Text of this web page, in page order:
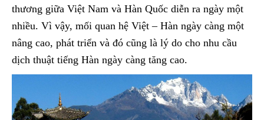
thương giữa Việt Nam và Hàn Quốc diễn ra ngày một
nhiều. Vì vậy, mối quan hệ Việt – Hàn ngày càng một
nâng cao, phát triển và đó cũng là lý do cho nhu cầu
dịch thuật tiếng Hàn ngày càng tăng cao.